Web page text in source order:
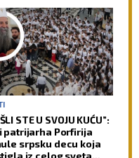
STE U SVOJU KUĆU”:
patrijarha Porfirija
srpsku decu koja
iz celog sveta